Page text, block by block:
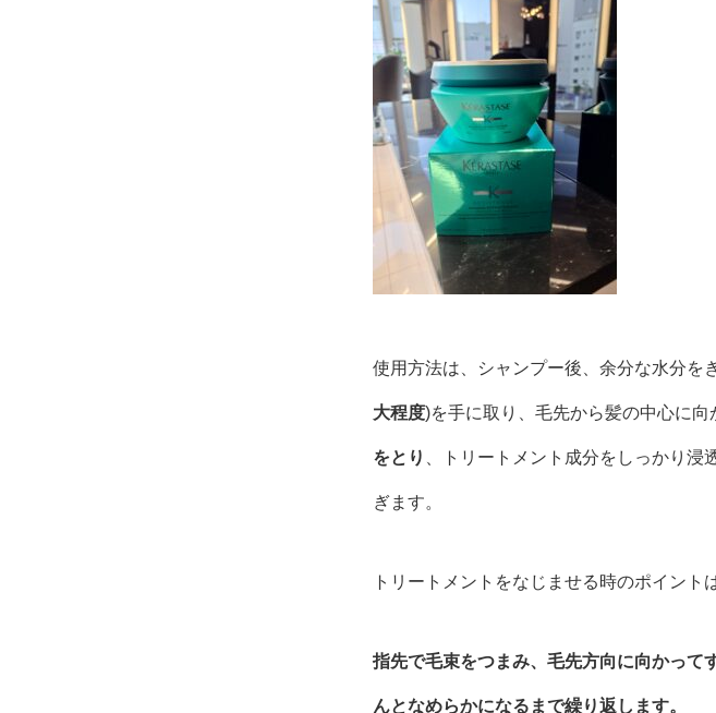
使用方法は、シャンプー後、余分な水分を
大程度)を手に取り、毛先から髪の中心に向
をとり 、トリートメント成分をしっかり
ぎます。
トリートメントをなじませる時のポイントは
指先で毛束をつまみ、毛先方向に向かって
んとなめらかになるまで繰り返します。